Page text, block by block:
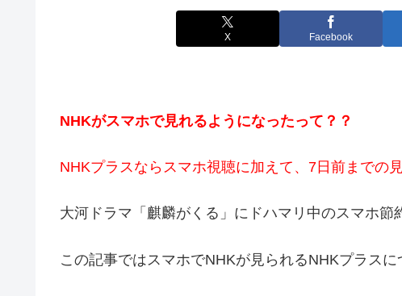
X Facebook
NHKがスマホで見れるようになったって？？
NHKプラスならスマホ視聴に加えて、7日前までの
大河ドラマ「麒麟がくる」にドハマリ中のスマホ節
この記事ではスマホでNHKが見られるNHKプラスに